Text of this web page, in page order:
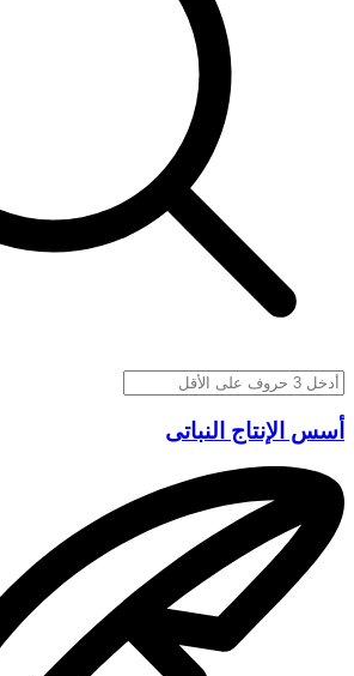
أسس الإنتاج النباتى